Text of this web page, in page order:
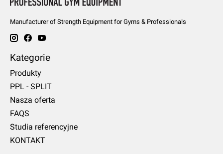
Manufacturer of Strength Equipment for Gyms & Professionals
Kategorie
Produkty
PPL - SPLIT
Nasza oferta
FAQS
Studia referencyjne
KONTAKT